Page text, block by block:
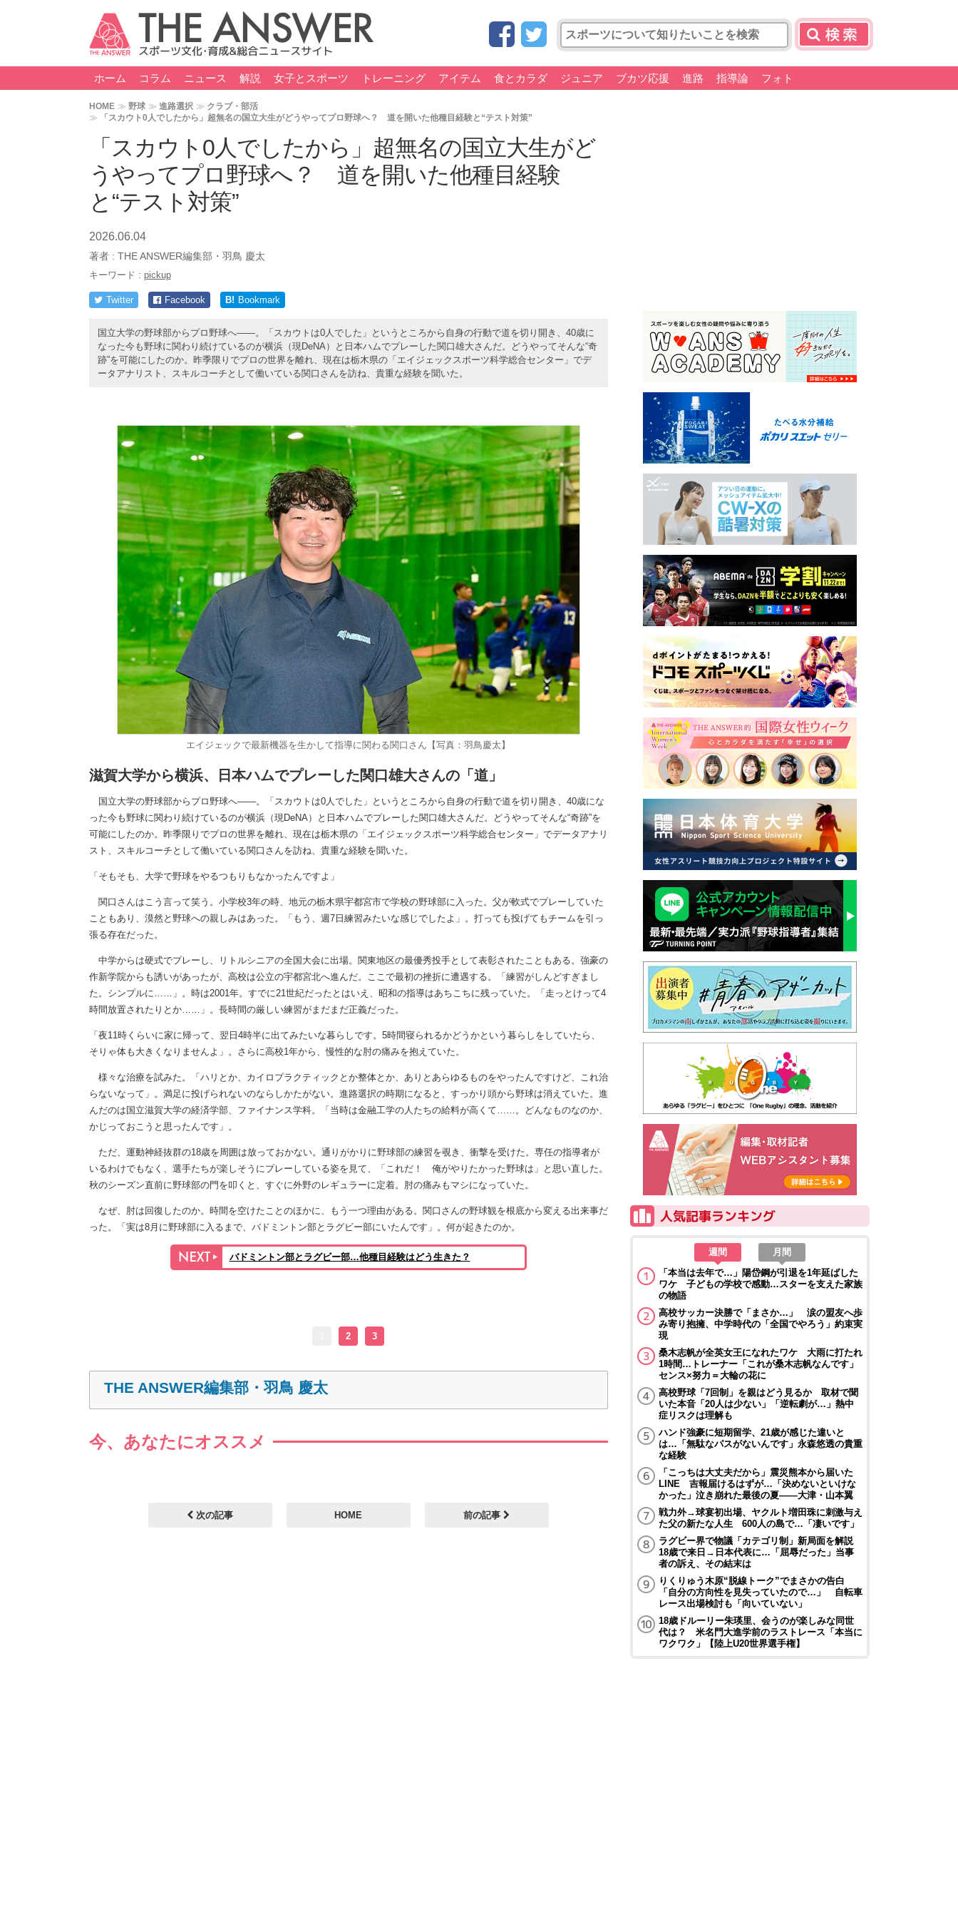
ホーム コラム ニュース 解説 女子とスポーツ トレーニング アイテム 食とカラダ ジュニア ブカツ応援 進路 指導論 フォト
HOME 野球 進路選択
クラブ・部活
「スカウト0人でしたから」超無名の国立大生がどうやってプロ野球へ？ 道を開いた他種目経験と“テスト対策”
「スカウト0人でしたから」超無名の国立大生がど
うやってプロ野球へ？ 道を開いた他種目経験
と“テスト対策”
2026.06.04
著者 : THE ANSWER編集部・羽鳥 慶太
キーワード : pickup
Twitter Facebook B! Bookmark
国立大学の野球部からプロ野球へ――。「スカウトは0人でした」というところから自身の行動で道を切り開き、40歳に
なった今も野球に関わり続けているのが横浜（現DeNA）と日本ハムでプレーした関口雄大さんだ。どうやってそんな“奇
跡”を可能にしたのか。昨季限りでプロの世界を離れ、現在は栃木県の「エイジェックスポーツ科学総合センター」でデ
ータアナリスト、スキルコーチとして働いている関口さんを訪ね、貴重な経験を聞いた。
エイジェックで最新機器を生かして指導に関わる関口さん【写真：羽鳥慶太】
滋賀大学から横浜、日本ハムでプレーした関口雄大さんの「道」
国立大学の野球部からプロ野球へ――。「スカウトは0人でした」というところから自身の行動で道を切り開き、40歳にな
った今も野球に関わり続けているのが横浜（現DeNA）と日本ハムでプレーした関口雄大さんだ。どうやってそんな“奇跡”を
可能にしたのか。昨季限りでプロの世界を離れ、現在は栃木県の「エイジェックスポーツ科学総合センター」でデータアナリ
スト、スキルコーチとして働いている関口さんを訪ね、貴重な経験を聞いた。
「そもそも、大学で野球をやるつもりもなかったんですよ」
関口さんはこう言って笑う。小学校3年の時、地元の栃木県宇都宮市で学校の野球部に入った。父が軟式でプレーしていた
こともあり、漠然と野球への親しみはあった。「もう、週7日練習みたいな感じでしたよ」。打っても投げてもチームを引っ
張る存在だった。
中学からは硬式でプレーし、リトルシニアの全国大会に出場。関東地区の最優秀投手として表彰されたこともある。強豪の
作新学院からも誘いがあったが、高校は公立の宇都宮北へ進んだ。ここで最初の挫折に遭遇する。「練習がしんどすぎまし
た。シンプルに……」。時は2001年。すでに21世紀だったとはいえ、昭和の指導はあちこちに残っていた。「走っとけって4
時間放置されたりとか……」。長時間の厳しい練習がまだまだ正義だった。
「夜11時くらいに家に帰って、翌日4時半に出てみたいな暮らしです。5時間寝られるかどうかという暮らしをしていたら、
そりゃ体も大きくなりませんよ」。さらに高校1年から、慢性的な肘の痛みを抱えていた。
様々な治療を試みた。「ハリとか、カイロプラクティックとか整体とか、ありとあらゆるものをやったんですけど、これ治
らないなって」。満足に投げられないのならしかたがない。進路選択の時期になると、すっかり頭から野球は消えていた。進
んだのは国立滋賀大学の経済学部、ファイナンス学科。「当時は金融工学の人たちの給料が高くて……。どんなものなのか、
かじっておこうと思ったんです」。
ただ、運動神経抜群の18歳を周囲は放っておかない。通りがかりに野球部の練習を覗き、衝撃を受けた。専任の指導者が
いるわけでもなく、選手たちが楽しそうにプレーしている姿を見て、「これだ！ 俺がやりたかった野球は」と思い直した。
秋のシーズン直前に野球部の門を叩くと、すぐに外野のレギュラーに定着。肘の痛みもマシになっていた。
なぜ、肘は回復したのか。時間を空けたことのほかに、もう一つ理由がある。関口さんの野球観を根底から変える出来事だ
った。「実は8月に野球部に入るまで、バドミントン部とラグビー部にいたんです」。何が起きたのか。
バドミントン部とラグビー部…他種目経験はどう生きた？
2 3
THE ANSWER編集部・羽鳥 慶太
今、あなたにオススメ
次の記事 HOME 前の記事
週間
月間
「本当は去年で…」陽岱鋼が引退を1年延ばした
ワケ 子どもの学校で感動…スターを支えた家族
の物語
高校サッカー決勝で「まさか…」 涙の盟友へ歩
み寄り抱擁、中学時代の「全国でやろう」約束実
現
桑木志帆が全英女王になれたワケ 大雨に打たれ
1時間…トレーナー「これが桑木志帆なんです」
センス×努力＝大輪の花に
高校野球「7回制」を親はどう見るか 取材で聞
いた本音「20人は少ない」「逆転劇が…」熱中
症リスクは理解も
ハンド強豪に短期留学、21歳が感じた違いと
は…「無駄なパスがないんです」永森悠透の貴重
な経験
「こっちは大丈夫だから」震災熊本から届いた
LINE 吉報届けるはずが…「決めないといけな
かった」泣き崩れた最後の夏――大津・山本翼
戦力外→球宴初出場、ヤクルト増田珠に刺激与え
た父の新たな人生 600人の島で…「凄いです」
ラグビー界で物議「カテゴリ制」新局面を解説
18歳で来日→日本代表に…「屈辱だった」当事
者の訴え、その結末は
りくりゅう木原“脱線トーク”でまさかの告白
「自分の方向性を見失っていたので…」 自転車
レース出場検討も「向いていない」
18歳ドルーリー朱瑛里、会うのが楽しみな同世
代は？ 米名門大進学前のラストレース「本当に
ワクワク」【陸上U20世界選手権】